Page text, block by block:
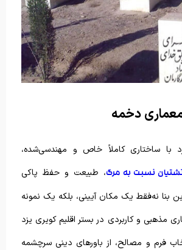
دخمه
با ساختاری کاملاً خاص و مهندسی‌شده،
نسبت به مرگ، طبیعت و حفظ پاکی
نه‌فقط یک مکان آیینی، بلکه یک نمونه‌
مذهبی و کاربردی در بستر اقلیم کویری یزد
فرم و مصالح، از باورهای دینی سرچشمه